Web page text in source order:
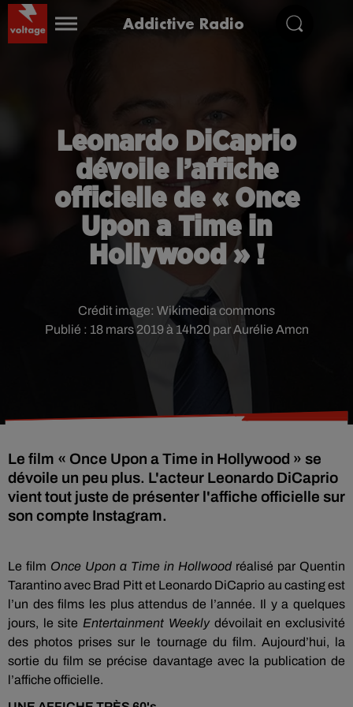
Addictive Radio
Leonardo DiCaprio
dévoile l’affiche
officielle de « Once
Upon a Time in
Hollywood » !
Publié : 18 mars 2019 à 14h20 par Aurélie Amcn
Crédit image: Wikimedia commons
Le film « Once Upon a Time in Hollywood » se
dévoile un peu plus. L'acteur Leonardo DiCaprio
vient tout juste de présenter l'affiche officielle sur
son compte Instagram.
Le film Once Upon a Time in Hollwood réalisé par Quentin
Tarantino avec Brad Pitt et Leonardo DiCaprio au casting est
l’un des films les plus attendus de l’année. Il y a quelques
jours, le site Entertainment Weekly dévoilait en exclusivité
des photos prises sur le tournage du film. Aujourd’hui, la
sortie du film se précise davantage avec la publication de
l’affiche officielle.